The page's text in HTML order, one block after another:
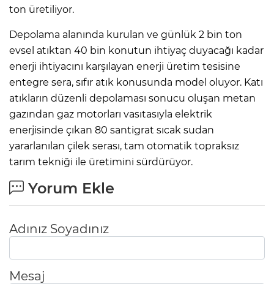
ton üretiliyor.
Depolama alanında kurulan ve günlük 2 bin ton
evsel atıktan 40 bin konutun ihtiyaç duyacağı kadar
enerji ihtiyacını karşılayan enerji üretim tesisine
entegre sera, sıfır atık konusunda model oluyor. Katı
atıkların düzenli depolaması sonucu oluşan metan
gazından gaz motorları vasıtasıyla elektrik
enerjisinde çıkan 80 santigrat sıcak sudan
yararlanılan çilek serası, tam otomatik topraksız
tarım tekniği ile üretimini sürdürüyor.
Yorum Ekle
Adınız Soyadınız
Mesaj